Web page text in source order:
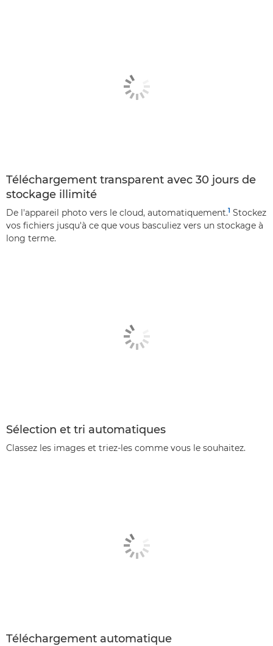
Téléchargement transparent avec 30 jours de
stockage illimité
De l'appareil photo vers le cloud, automatiquement.1 Stockez
vos fichiers jusqu'à ce que vous basculiez vers un stockage à
long terme.
Sélection et tri automatiques
Classez les images et triez-les comme vous le souhaitez.
Téléchargement automatique